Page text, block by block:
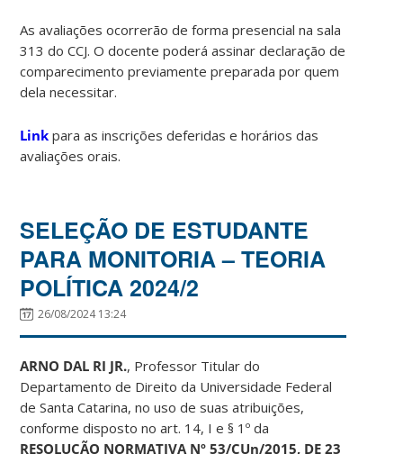
As avaliações ocorrerão de forma presencial na sala
313 do CCJ. O docente poderá assinar declaração de
comparecimento previamente preparada por quem
dela necessitar.
Link para as inscrições deferidas e horários das
avaliações orais.
SELEÇÃO DE ESTUDANTE
PARA MONITORIA – TEORIA
POLÍTICA 2024/2
26/08/2024 13:24
ARNO DAL RI JR., Professor Titular do
Departamento de Direito da Universidade Federal
de Santa Catarina, no uso de suas atribuições,
conforme disposto no art. 14, I e § 1º da
RESOLUÇÃO NORMATIVA Nº 53/CUn/2015, DE 23